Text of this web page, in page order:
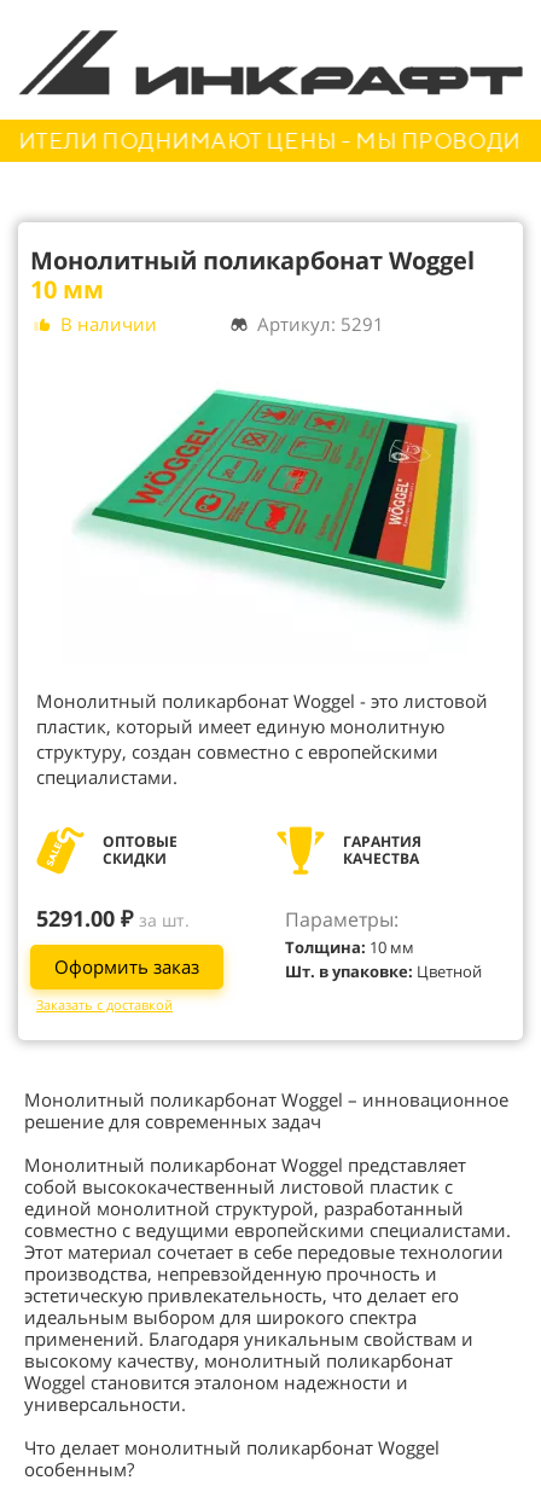
ПОДНИМАЮТ ЦЕНЫ - МЫ ПРОВОДИМ
Монолитный поликарбонат Woggel
10 мм
В наличии Артикул: 5291
Монолитный поликарбонат Woggel - это листовой
пластик, который имеет единую монолитную
структуру, создан совместно с европейскими
специалистами.
ОПТОВЫЕ
СКИДКИ
ГАРАНТИЯ
КАЧЕСТВА
5291.00 ₽ за шт.
Оформить заказ
Заказать с доставкой
Параметры:
Толщина: 10 мм
Шт. в упаковке: Цветной
Монолитный поликарбонат Woggel – инновационное
решение для современных задач
Монолитный поликарбонат Woggel представляет
собой высококачественный листовой пластик с
единой монолитной структурой, разработанный
совместно с ведущими европейскими специалистами.
Этот материал сочетает в себе передовые технологии
производства, непревзойденную прочность и
эстетическую привлекательность, что делает его
идеальным выбором для широкого спектра
применений. Благодаря уникальным свойствам и
высокому качеству, монолитный поликарбонат
Woggel становится эталоном надежности и
универсальности.
Что делает монолитный поликарбонат Woggel
особенным?